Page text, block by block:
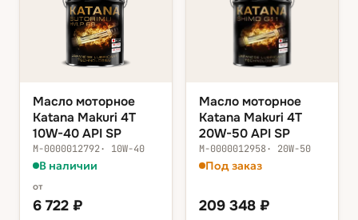
Масло моторное
Katana Makuri 4T
10W-40 API SP
М-0000012792· 10W-40
В наличии
от
6 722 ₽
Масло моторное
Katana Makuri 4T
20W-50 API SP
М-0000012958· 20W-50
Под заказ
209 348 ₽